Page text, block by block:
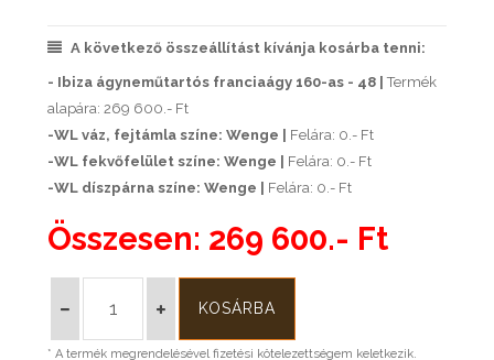
A következő összeállítást kívánja kosárba tenni:
- Ibiza ágyneműtartós franciaágy 160-as - 48 |Termék
alapára: 269 600.- Ft
-WL váz, fejtámla színe: Wenge |
Felára: 0.- Ft
-WL fekvőfelület színe: Wenge |
Felára: 0.- Ft
-WL díszpárna színe: Wenge |
Felára: 0.- Ft
Összesen: 269 600.- Ft
* A termék megrendelésével fizetési kötelezettségem keletkezik.